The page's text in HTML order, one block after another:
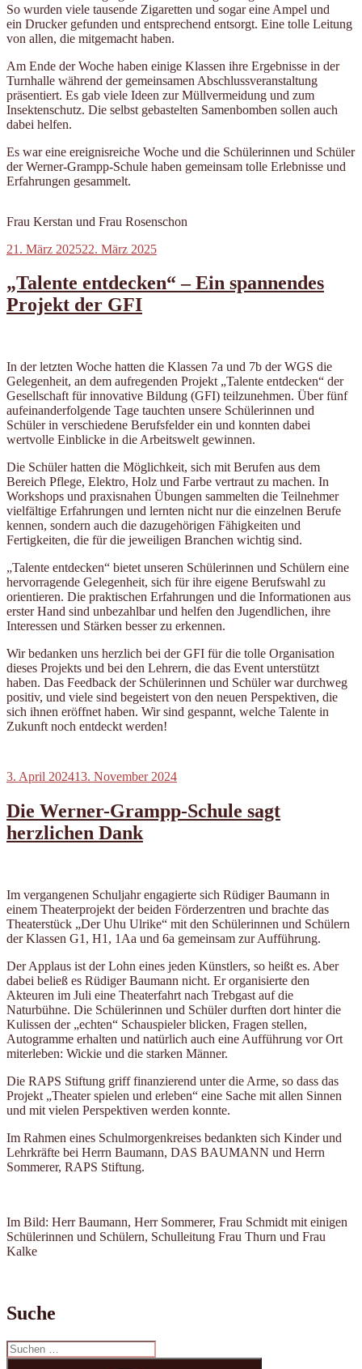
So wurden viele tausende Zigaretten und sogar eine Ampel und
ein Drucker gefunden und entsprechend entsorgt. Eine tolle Leitung
von allen, die mitgemacht haben.
Am Ende der Woche haben einige Klassen ihre Ergebnisse in der
Turnhalle während der gemeinsamen Abschlussveranstaltung
präsentiert. Es gab viele Ideen zur Müllvermeidung und zum
Insektenschutz. Die selbst gebastelten Samenbomben sollen auch
dabei helfen.
Es war eine ereignisreiche Woche und die Schülerinnen und Schüler
der Werner-Grampp-Schule haben gemeinsam tolle Erlebnisse und
Erfahrungen gesammelt.
Frau Kerstan und Frau Rosenschon
Veröffentlicht
21. März 202522. März 2025
„Talente entdecken“ – Ein spannendes
Projekt der GFI
In der letzten Woche hatten die Klassen 7a und 7b der WGS die
Gelegenheit, an dem aufregenden Projekt „Talente entdecken“ der
Gesellschaft für innovative Bildung (GFI) teilzunehmen. Über fünf
aufeinanderfolgende Tage tauchten unsere Schülerinnen und
Schüler in verschiedene Berufsfelder ein und konnten dabei
wertvolle Einblicke in die Arbeitswelt gewinnen.
Die Schüler hatten die Möglichkeit, sich mit Berufen aus dem
Bereich Pflege, Elektro, Holz und Farbe vertraut zu machen. In
Workshops und praxisnahen Übungen sammelten die Teilnehmer
vielfältige Erfahrungen und lernten nicht nur die einzelnen Berufe
kennen, sondern auch die dazugehörigen Fähigkeiten und
Fertigkeiten, die für die jeweiligen Branchen wichtig sind.
„Talente entdecken“ bietet unseren Schülerinnen und Schülern eine
hervorragende Gelegenheit, sich für ihre eigene Berufswahl zu
orientieren. Die praktischen Erfahrungen und die Informationen aus
erster Hand sind unbezahlbar und helfen den Jugendlichen, ihre
Interessen und Stärken besser zu erkennen.
Wir bedanken uns herzlich bei der GFI für die tolle Organisation
dieses Projekts und bei den Lehrern, die das Event unterstützt
haben. Das Feedback der Schülerinnen und Schüler war durchweg
positiv, und viele sind begeistert von den neuen Perspektiven, die
sich ihnen eröffnet haben. Wir sind gespannt, welche Talente in
Zukunft noch entdeckt werden!
Veröffentlicht
3. April 202413. November 2024
Die Werner-Grampp-Schule sagt
herzlichen Dank
Im vergangenen Schuljahr engagierte sich Rüdiger Baumann in
einem Theaterprojekt der beiden Förderzentren und brachte das
Theaterstück „Der Uhu Ulrike“ mit den Schülerinnen und Schülern
der Klassen G1, H1, 1Aa und 6a gemeinsam zur Aufführung.
Der Applaus ist der Lohn eines jeden Künstlers, so heißt es. Aber
dabei beließ es Rüdiger Baumann nicht. Er organisierte den
Akteuren im Juli eine Theaterfahrt nach Trebgast auf die
Naturbühne. Die Schülerinnen und Schüler durften dort hinter die
Kulissen der „echten“ Schauspieler blicken, Fragen stellen,
Autogramme erhalten und natürlich auch eine Aufführung vor Ort
miterleben: Wickie und die starken Männer.
Die RAPS Stiftung griff finanzierend unter die Arme, so dass das
Projekt „Theater spielen und erleben“ eine Sache mit allen Sinnen
und mit vielen Perspektiven werden konnte.
Im Rahmen eines Schulmorgenkreises bedankten sich Kinder und
Lehrkräfte bei Herrn Baumann, DAS BAUMANN und Herrn
Sommerer, RAPS Stiftung.
Im Bild: Herr Baumann, Herr Sommerer, Frau Schmidt mit einigen
Schülerinnen und Schülern, Schulleitung Frau Thurn und Frau
Kalke
Suche
Suchen
nach: